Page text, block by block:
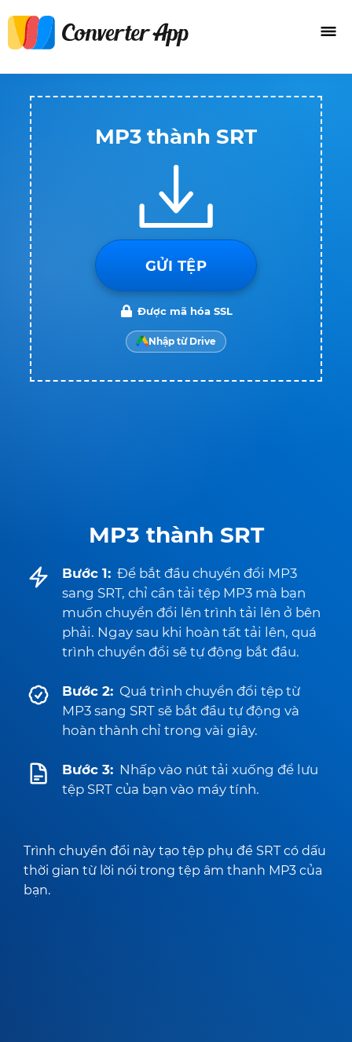
MP3 thành SRT
Bước 1: Để bắt đầu chuyển đổi MP3
sang SRT, chỉ cần tải tệp MP3 mà bạn
muốn chuyển đổi lên trình tải lên ở bên
phải. Ngay sau khi hoàn tất tải lên, quá
trình chuyển đổi sẽ tự động bắt đầu.
Bước 2: Quá trình chuyển đổi tệp từ
MP3 sang SRT sẽ bắt đầu tự động và
hoàn thành chỉ trong vài giây.
Bước 3: Nhấp vào nút tải xuống để lưu
tệp SRT của bạn vào máy tính.
Trình chuyển đổi này tạo tệp phụ đề SRT có dấu
thời gian từ lời nói trong tệp âm thanh MP3 của
bạn.
MP3 thành SRT
GỬI TỆP
Được mã hóa SSL
Nhập từ Drive